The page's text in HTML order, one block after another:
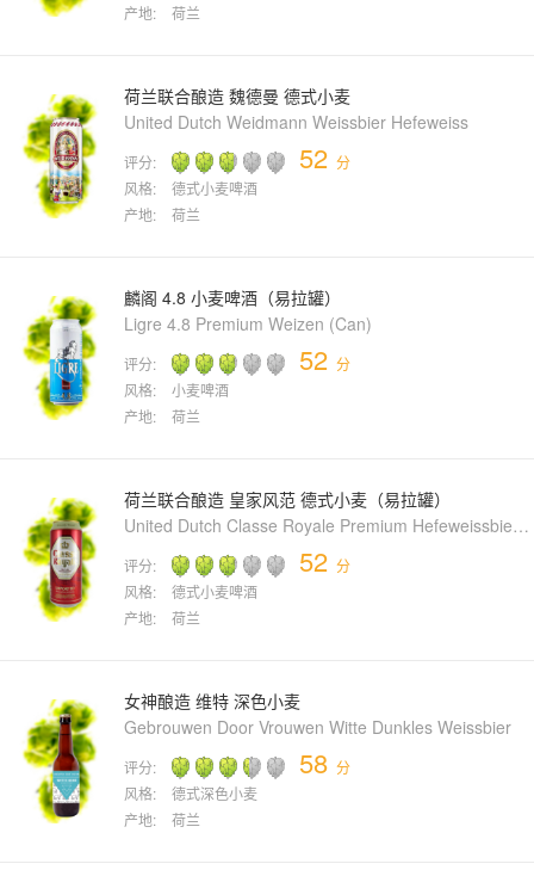
产地:
荷兰
荷兰联合酿造 魏德曼 德式小麦
United Dutch Weidmann Weissbier Hefeweiss
评分: 52 分
风格:
德式小麦啤酒
产地:
荷兰
麟阁 4.8 小麦啤酒（易拉罐）
Ligre 4.8 Premium Weizen (Can)
评分: 52 分
风格:
小麦啤酒
产地:
荷兰
荷兰联合酿造 皇家风范 德式小麦（易拉罐）
United Dutch Classe Royale Premium Hefeweissbier (Can)
评分: 52 分
风格:
德式小麦啤酒
产地:
荷兰
女神酿造 维特 深色小麦
Gebrouwen Door Vrouwen Witte Dunkles Weissbier
评分: 58 分
风格:
德式深色小麦
产地:
荷兰